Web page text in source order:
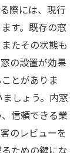
際には、現行
す。既存の窓
たその状態も
の設置が効果
とがありま
しょう。内窓
信頼できる業
のレビューを
ための鍵にな